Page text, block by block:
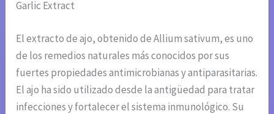
Garlic Extract
El extracto de ajo, obtenido de Allium sativum, es uno
de los remedios naturales más conocidos por sus
fuertes propiedades antimicrobianas y antiparasitarias.
El ajo ha sido utilizado desde la antigüedad para tratar
infecciones y fortalecer el sistema inmunológico. Su